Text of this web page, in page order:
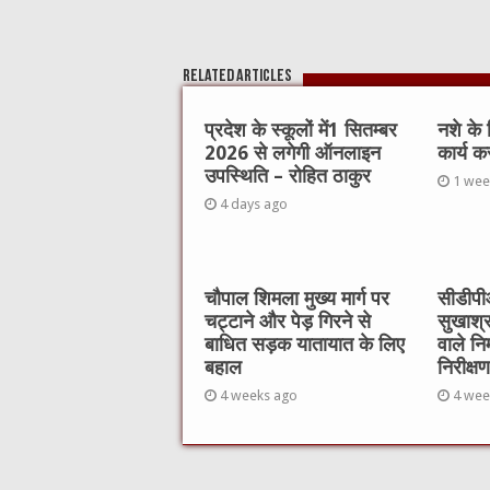
Related Articles
प्रदेश के स्कूलों में1 सितम्बर
2026 से लगेगी ऑनलाइन
उपस्थिति – रोहित ठाकुर
4 days ago
नशे के
कार्य
1
चौपाल शिमला मुख्य मार्ग पर
चट्टाने और पेड़ गिरने से
बाधित सड़क यातायात के लिए
बहाल
4 weeks ago
वाले
निरीक्षण
4